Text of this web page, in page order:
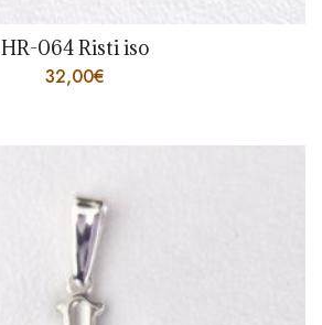
HR-064 Risti iso
32,00€